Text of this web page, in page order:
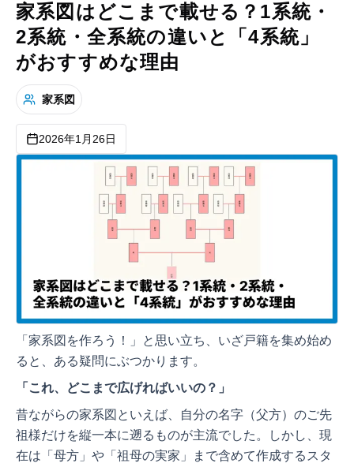
家系図はどこまで載せる？1系統・
2系統・全系統の違いと「4系統」
がおすすめな理由
家系図
2026年1月26日
「家系図を作ろう！」と思い立ち、いざ戸籍を集め始め
ると、ある疑問にぶつかります。
「これ、どこまで広げればいいの？」
昔ながらの家系図といえば、自分の名字（父方）のご先
祖様だけを縦一本に遡るものが主流でした。しかし、現
在は「母方」や「祖母の実家」まで含めて作成するスタ